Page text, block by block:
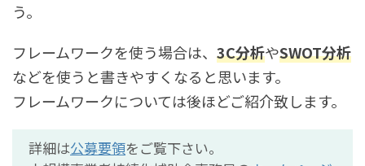
う。
フレームワークを使う場合は、 3C分析やSWOT分析
などを使うと書きやすくなると思います。
フレームワークについては後ほどご紹介致します。
詳細は公募要領をご覧下さい。